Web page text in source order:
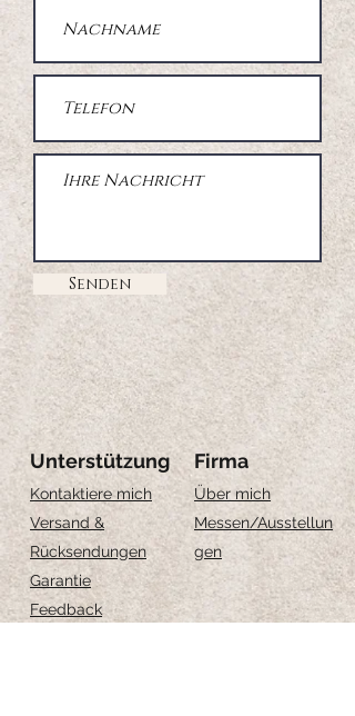
Senden
Unterstützung
Kontaktiere mich
Versand &
Rücksendungen
Garantie
Feedback
Firma
Über mich
Messen/Ausstellun
gen